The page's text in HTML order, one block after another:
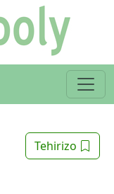
Tehirizo